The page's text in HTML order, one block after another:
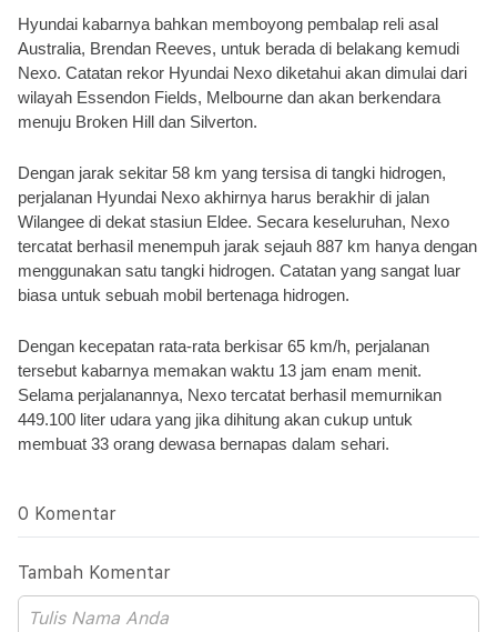
Hyundai kabarnya bahkan memboyong pembalap reli asal
Australia, Brendan Reeves, untuk berada di belakang kemudi
Nexo. Catatan rekor Hyundai Nexo diketahui akan dimulai dari
wilayah Essendon Fields, Melbourne dan akan berkendara
menuju Broken Hill dan Silverton.
Dengan jarak sekitar 58 km yang tersisa di tangki hidrogen,
perjalanan Hyundai Nexo akhirnya harus berakhir di jalan
Wilangee di dekat stasiun Eldee. Secara keseluruhan, Nexo
tercatat berhasil menempuh jarak sejauh 887 km hanya dengan
menggunakan satu tangki hidrogen. Catatan yang sangat luar
biasa untuk sebuah mobil bertenaga hidrogen.
Dengan kecepatan rata-rata berkisar 65 km/h, perjalanan
tersebut kabarnya memakan waktu 13 jam enam menit.
Selama perjalanannya, Nexo tercatat berhasil memurnikan
449.100 liter udara yang jika dihitung akan cukup untuk
membuat 33 orang dewasa bernapas dalam sehari.
0 Komentar
Tambah Komentar